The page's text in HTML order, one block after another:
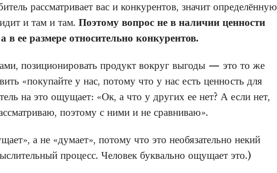
рассматривает вас и конкурентов, значит определённую
и там и там. Поэтому вопрос не в наличии ценности
в ее размере относительно конкурентов.
позиционировать продукт вокруг выгоды — это то же
«покупайте у нас, потому что у нас есть ценность для
на это ощущает: «Ок, а что у других ее нет? А если нет,
поэтому с ними и не сравниваю».
а не «думает», потому что это необязательно некий
процесс. Человек буквально ощущает это.)